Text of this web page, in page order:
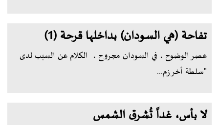
تفاحة (هي السودان) بداخلها قرحة (1)
عصر الوضوح ، في السودان مجروح ، الكلام عن السبب لدى
"سلطة أخر زم...
لا بأس، غداً تُشرق الشمس